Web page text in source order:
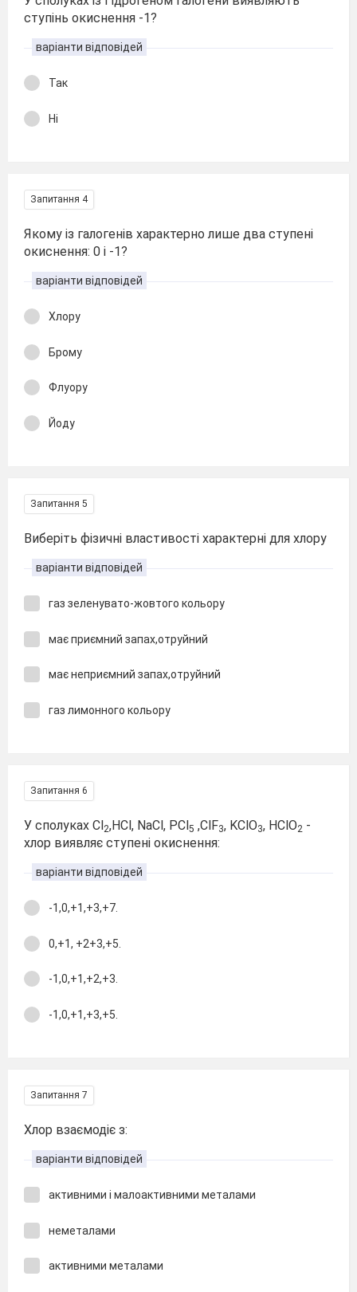
ступінь окиснення -1?
варіанти відповідей
Так
Ні
Запитання 4
Якому із галогенів характерно лише два ступені
окиснення: 0 і -1?
варіанти відповідей
Хлору
Брому
Флуору
Йоду
Запитання 5
Виберіть фізичні властивості характерні для хлору
варіанти відповідей
газ зеленувато-жовтого кольору
має приємний запах,отруйний
має неприємний запах,отруйний
газ лимонного кольору
Запитання 6
У сполуках Cl2,HCl, NaCl, PCl5 ,ClF3, KClO3, HClO2 -
хлор виявляє ступені окиснення:
варіанти відповідей
-1,0,+1,+3,+7.
0,+1, +2+3,+5.
-1,0,+1,+2,+3.
-1,0,+1,+3,+5.
Запитання 7
Хлор взаємодіє з:
варіанти відповідей
активними і малоактивними металами
неметалами
активними металами